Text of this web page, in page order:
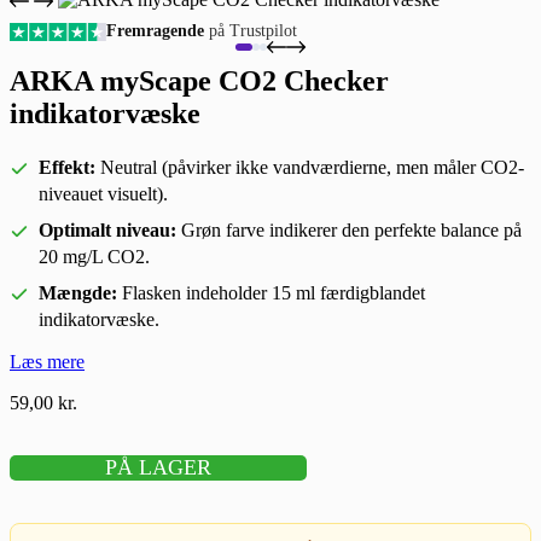
Fremragendepå Trustpilot
ARKA myScape CO2 Checker
indikatorvæske
Effekt: Neutral (påvirker ikke vandværdierne, men måler CO2-
niveauet visuelt).
Optimalt niveau: Grøn farve indikerer den perfekte balance på
20 mg/L CO2.
Mængde: Flasken indeholder 15 ml færdigblandet
indikatorvæske.
Læs mere
59,00 kr.
PÅ LAGER